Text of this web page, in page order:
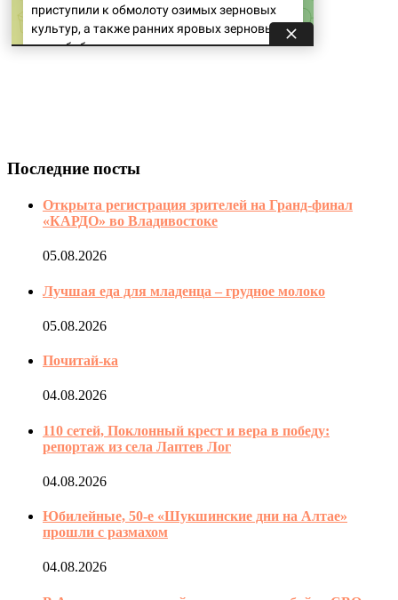
Последние посты
Открыта регистрация зрителей на Гранд-финал
«КАРДО» во Владивостоке
05.08.2026
Лучшая еда для младенца – грудное молоко
05.08.2026
Почитай-ка
04.08.2026
110 сетей, Поклонный крест и вера в победу:
репортаж из села Лаптев Лог
04.08.2026
Юбилейные, 50-е «Шукшинские дни на Алтае»
прошли с размахом
04.08.2026